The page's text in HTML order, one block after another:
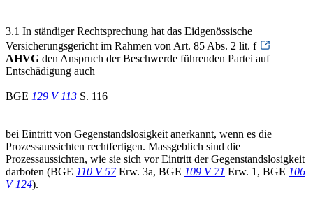
3.1 In ständiger Rechtsprechung hat das Eidgenössische
Versicherungsgericht im Rahmen von Art. 85 Abs. 2 lit. f
AHVG den Anspruch der Beschwerde führenden Partei auf
Entschädigung auch
BGE 129 V 113 S. 116
bei Eintritt von Gegenstandslosigkeit anerkannt, wenn es die
Prozessaussichten rechtfertigen. Massgeblich sind die
Prozessaussichten, wie sie sich vor Eintritt der Gegenstandslosigkeit
darboten (BGE 110 V 57Erw. 3a, BGE 109 V 71 Erw. 1, BGE 106
V 124).